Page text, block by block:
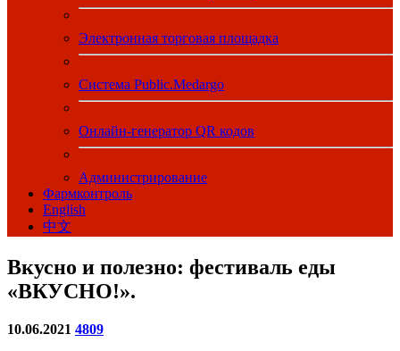
Электронная торговая площадка
Система Public.Medargo
Онлайн-генератор QR кодов
Администрирование
Фармконтроль
English
中文
Вкусно и полезно: фестиваль еды
«ВКУСНО!».
10.06.2021 4809